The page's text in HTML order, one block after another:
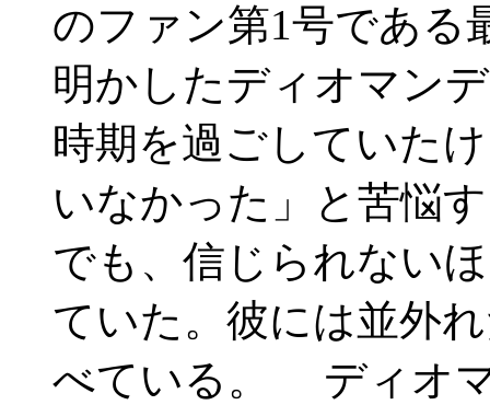
のファン第1号である
明かしたディオマン
時期を過ごしていた
いなかった」と苦悩
でも、信じられない
ていた。彼には並外
べている。 ディオ